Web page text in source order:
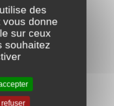
DES
D’URBANISME
le soutien du
en place un
des autorisations
en version
des
vous donne
sur ceux
souhaitez
refuser